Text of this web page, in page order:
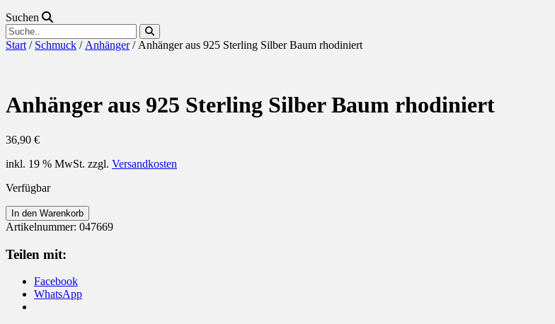
Suchen
Start / Schmuck / Anhänger/ Anhänger aus 925 Sterling Silber Baum rhodiniert
Anhänger aus 925 Sterling Silber Baum rhodiniert
36,90 €
inkl. 19 % MwSt. zzgl. Versandkosten
Verfügbar
Anhänger
aus
Sterling
Silber
rhodiniert
Menge
In den Warenkorb
Artikelnummer: 047669
Teilen mit:
Facebook
WhatsApp